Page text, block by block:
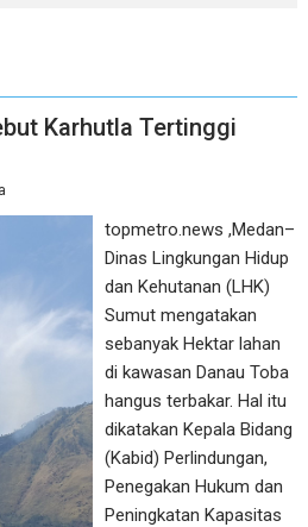
Karhutla Tertinggi
topmetro.news ,Medan–
Dinas Lingkungan Hidup
dan Kehutanan (LHK)
Sumut mengatakan
sebanyak Hektar lahan
di kawasan Danau Toba
hangus terbakar. Hal itu
dikatakan Kepala Bidang
(Kabid) Perlindungan,
Penegakan Hukum dan
Peningkatan Kapasitas